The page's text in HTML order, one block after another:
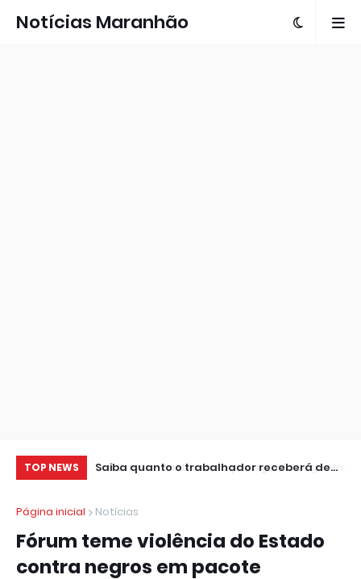
Notícias Maranhão
TOP NEWS
seguem
Saiba quanto o trabalhador receberá de
Página inicial
Notícias
Fórum teme violência do Estado
contra negros em pacote